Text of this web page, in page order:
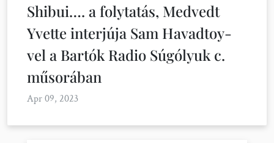
Shibui…. a folytatás, Medvedt
Yvette interjúja Sam Havadtoy-
vel a Bartók Radio Súgólyuk c.
műsorában
Apr 09, 2023